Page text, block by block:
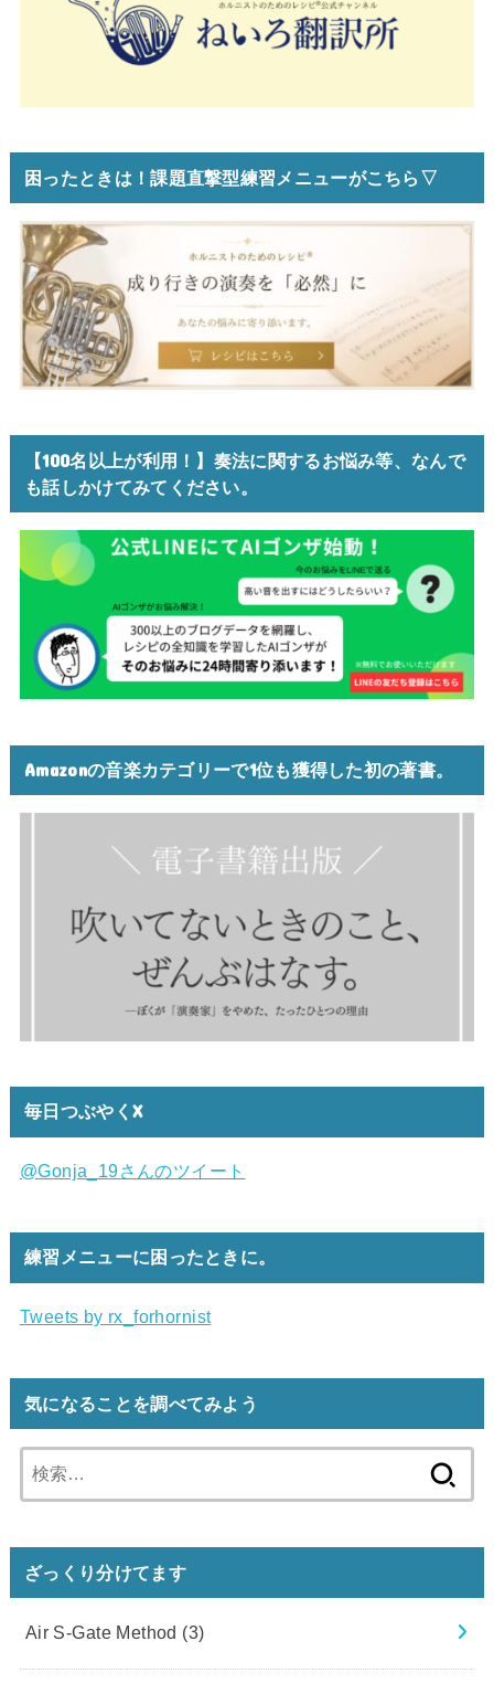
困ったときは！課題直撃型練習メニューがこちら▽
【100名以上が利用！】奏法に関するお悩み等、なんで
も話しかけてみてください。
Amazonの音楽カテゴリーで1位も獲得した初の著書。
毎日つぶやくX
@Gonja_19さんのツイート
練習メニューに困ったときに。
Tweets by rx_forhornist
気になることを調べてみよう
索:
ざっくり分けてます
Air S-Gate Method (3)